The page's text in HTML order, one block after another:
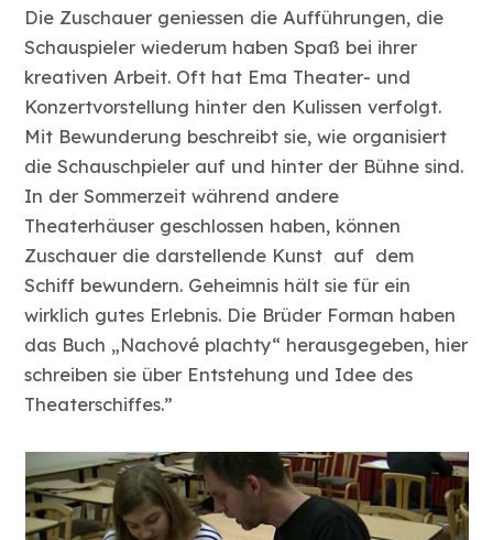
Die Zuschauer geniessen die Aufführungen, die
Schauspieler wiederum haben Spaß bei ihrer
kreativen Arbeit. Oft hat Ema Theater- und
Konzertvorstellung hinter den Kulissen verfolgt.
Mit Bewunderung beschreibt sie, wie organisiert
die Schauschpieler auf und hinter der Bühne sind.
In der Sommerzeit während andere
Theaterhäuser geschlossen haben, können
Zuschauer die darstellende Kunst auf dem
Schiff bewundern. Geheimnis hält sie für ein
wirklich gutes Erlebnis. Die Brüder Forman haben
das Buch „Nachové plachty“ herausgegeben, hier
schreiben sie über Entstehung und Idee des
Theaterschiffes.”